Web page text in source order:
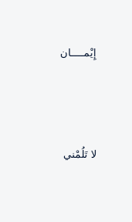
إِيْمــــان
لا‭ ‬تَلُمْني